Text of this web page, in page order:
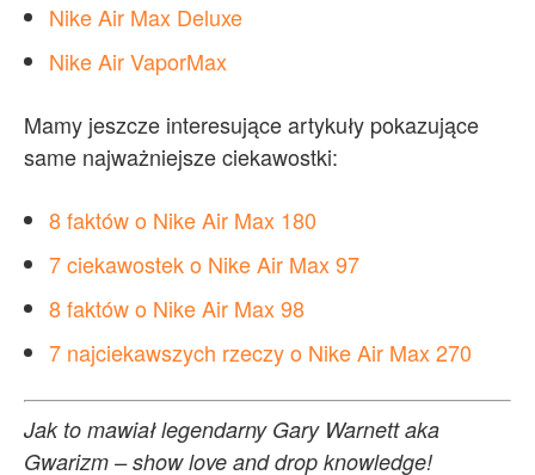
Nike Air Max Deluxe
Nike Air VaporMax
Mamy jeszcze interesujące artykuły pokazujące
same najważniejsze ciekawostki:
8faktów o Nike Air Max 180
7 ciekawostek o Nike Air Max 97
8 faktów o Nike Air Max 98
7 najciekawszych rzeczy o Nike Air Max 270
Jak to mawiał legendarny Gary Warnett aka
Gwarizm – show love and drop knowledge!